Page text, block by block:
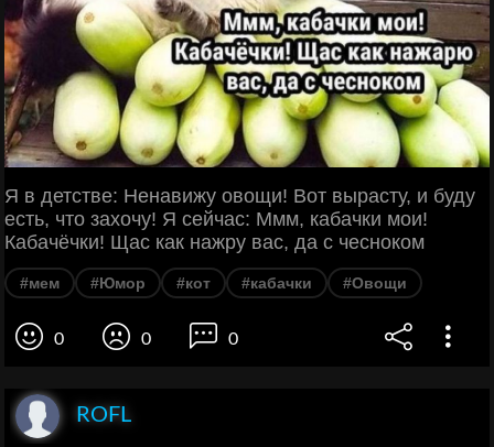
Я в детстве: Ненавижу овощи! Вот вырасту, и буду
есть, что захочу! Я сейчас: Ммм, кабачки мои!
Кабачёчки! Щас как нажру вас, да с чесноком
#мем #Юмор #кот #кабачки #Овощи
0 0 0
ROFL